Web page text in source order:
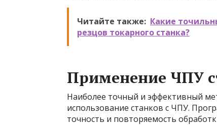
Читайте также: Какие
резцов токарного станка?
Применение ЧПУ
Наиболее точный и эффективный
использование станков с ЧПУ.
точность и повторяемость